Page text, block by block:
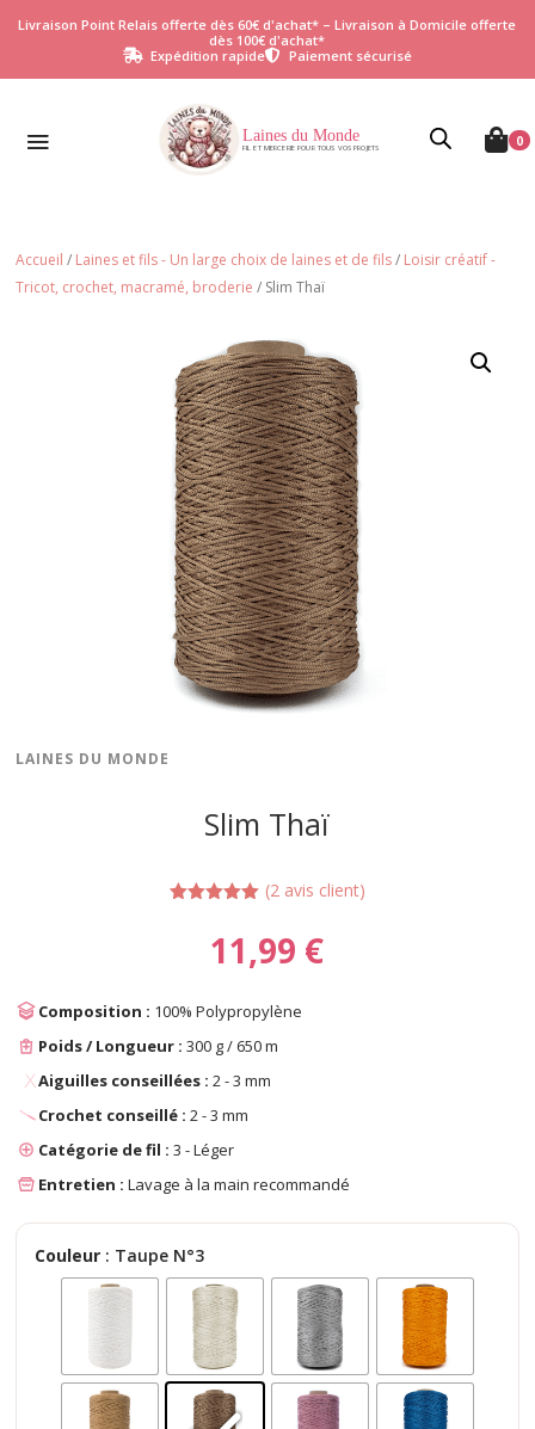
Livraison Point Relais offerte dès 60€ d'achat* – Livraison à Domicile offerte
dès 100€ d'achat*
 Expédition rapide Paiement sécurisé
Laines du Monde
FIL ET MERCERIE POUR TOUS VOS PROJETS  0
Accueil / Laines et fils - Un large choix de laines et de fils/ Loisir créatif -
Tricot, crochet, macramé, broderie / Slim Thaï
LAINES DU MONDE
Slim Thaï
basé sur
notations
(2avis client)
11,99 €
Composition : 100% Polypropylène
Poids / Longueur : 300 g / 650 m
Aiguilles conseillées : 2 - 3 mm
Crochet conseillé : 2 - 3 mm
Catégorie de fil : 3 - Léger
Entretien : Lavage à la main recommandé
Couleur : Taupe N°3